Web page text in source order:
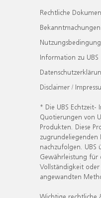
Rechtliche
Bekanntmachungen
Information zu UBS
Disclaimer /
* Die UBS
Quotierungen von
Produkten. Diese
zugrundeliegenden
nachzufolgen. UBS
Gewährleistung für
Vollständigkeit
angewandten